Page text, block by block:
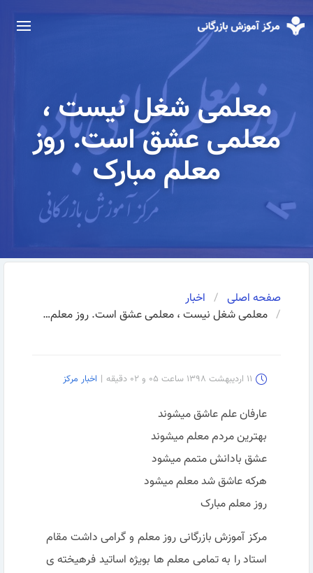
معلمی شغل نیست ،
معلمی عشق است. روز
معلم مبارک
صفحه اصلی
اخبار
معلمی شغل نیست ، معلمی عشق است. روز معلم مبارک
۱۱ اردیبهشت ۱۳۹۸ ساعت ۰۵ و ۰۲ دقیقه | اخبار مرکز
عارفان علم عاشق میشوند
بهترین مردم معلم میشوند
عشق بادانش متمم میشود
هرکه عاشق شد معلم میشود
روز معلم مبارک
مرکز آموزش بازرگانی روز معلم و گرامی داشت مقام
استاد را به تمامی معلم ها بویژه اساتید فرهیخته ی